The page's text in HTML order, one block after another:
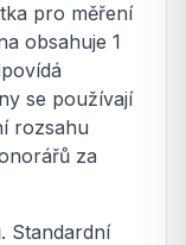
pro měření
obsahuje 1
se používají
rozsahu
za
Standardní